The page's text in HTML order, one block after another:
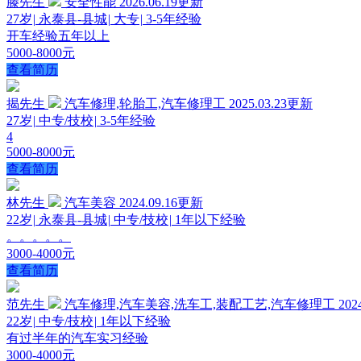
27岁| 永泰县-县城| 大专| 3-5年经验
开车经验五年以上
5000-8000元
查看简历
揭先生 汽车修理,轮胎工,汽车修理工 2025.03.23更新
27岁| 中专/技校| 3-5年经验
4
5000-8000元
查看简历
林先生 汽车美容 2024.09.16更新
22岁| 永泰县-县城| 中专/技校| 1年以下经验
。。。。。
3000-4000元
查看简历
范先生 汽车修理,汽车美容,洗车工,装配工艺,汽车修理工
22岁| 中专/技校| 1年以下经验
有过半年的汽车实习经验
3000-4000元